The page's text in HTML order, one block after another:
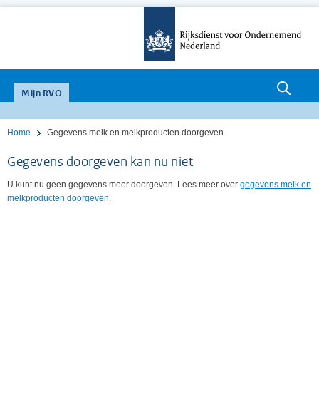
Mijn RVO
Home Gegevens melk en melkproducten doorgeven
Gegevens doorgeven kan nu niet
U kunt nu geen gegevens meer doorgeven. Lees meer over gegevens melk en
melkproducten doorgeven.